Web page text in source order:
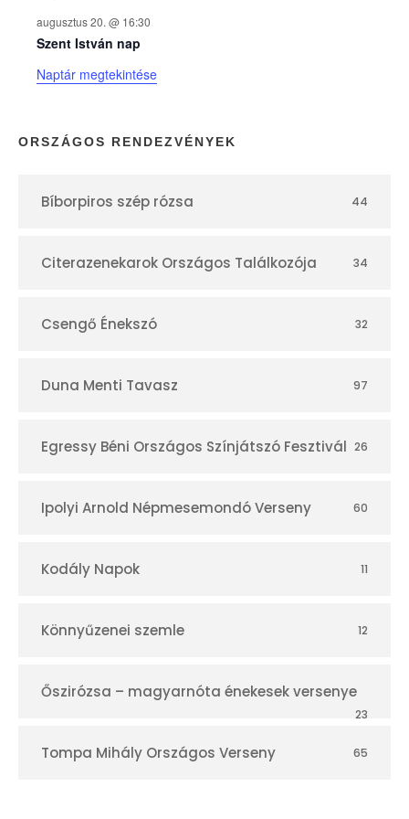
n
a
p
r
augusztus 20. @ 16:30
Szent István nap
Naptár megtekintése
ORSZÁGOS RENDEZVÉNYEK
Bíborpiros szép rózsa 44
Citerazenekarok Országos Találkozója 34
Csengő Énekszó 32
Duna Menti Tavasz 97
Egressy Béni Országos Színjátszó Fesztivál 26
Ipolyi Arnold Népmesemondó Verseny 60
Kodály Napok 11
Könnyűzenei szemle 12
Őszirózsa – magyarnóta énekesek versenye
23
Tompa Mihály Országos Verseny 65